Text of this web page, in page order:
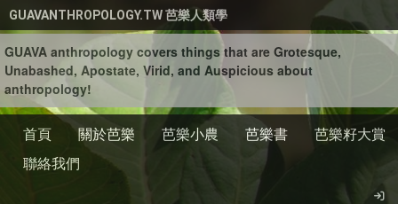
移至主內容
GUAVANTHROPOLOGY.TW 芭樂人類學
GUAVA anthropology covers things that are Grotesque,
Unabashed, Apostate, Virid, and Auspicious about
anthropology!
首頁 關於芭樂 芭樂小農 芭樂書
芭樂籽大賞
聯絡我們